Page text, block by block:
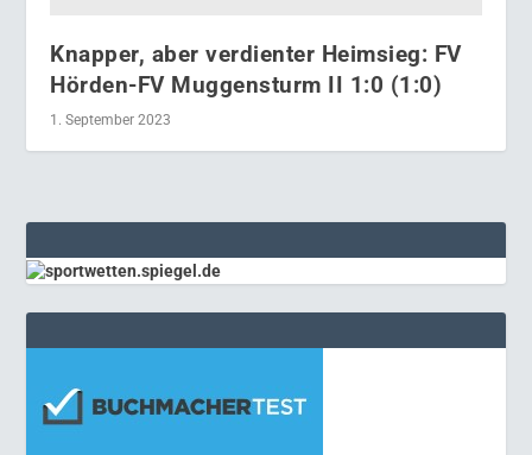
Knapper, aber verdienter Heimsieg: FV
Hörden-FV Muggensturm II 1:0 (1:0)
1. September 2023